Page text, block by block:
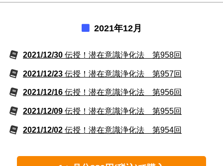
2021年12月
2021/12/30 伝授！潜在意識浄化法 第958回
2021/12/23 伝授！潜在意識浄化法 第957回
2021/12/16 伝授！潜在意識浄化法 第956回
2021/12/09 伝授！潜在意識浄化法 第955回
2021/12/02 伝授！潜在意識浄化法 第954回